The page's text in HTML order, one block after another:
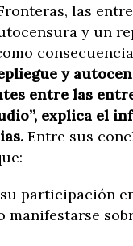
las
y un
y
entre las
explica el
Entre sus
participación
manifestarse